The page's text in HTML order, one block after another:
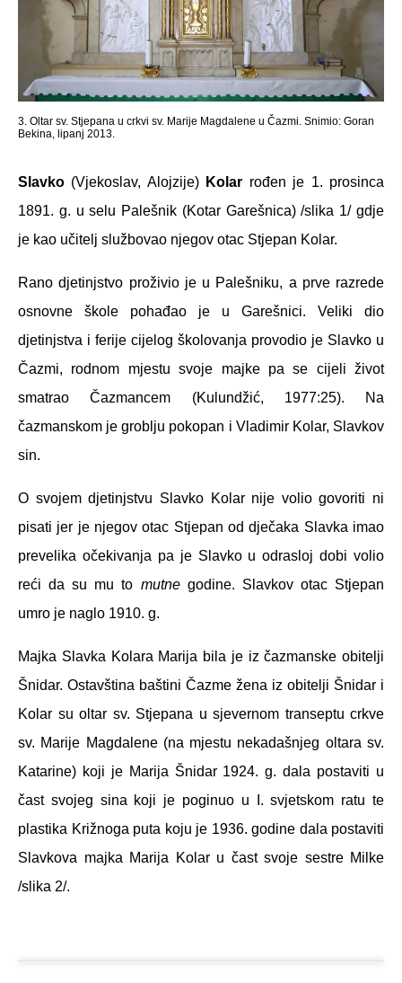
3. Oltar sv. Stjepana u crkvi sv. Marije Magdalene u Čazmi. Snimio: Goran
Bekina, lipanj 2013.
Slavko (Vjekoslav, Alojzije) Kolar rođen je 1. prosinca
1891. g. u selu Palešnik (Kotar Garešnica) /slika 1/ gdje
je kao učitelj službovao njegov otac Stjepan Kolar.
Rano djetinjstvo proživio je u Palešniku, a prve razrede
osnovne škole pohađao je u Garešnici. Veliki dio
djetinjstva i ferije cijelog školovanja provodio je Slavko u
Čazmi, rodnom mjestu svoje majke pa se cijeli život
smatrao Čazmancem (Kulundžić, 1977:25). Na
čazmanskom je groblju pokopan i Vladimir Kolar, Slavkov
sin.
O svojem djetinjstvu Slavko Kolar nije volio govoriti ni
pisati jer je njegov otac Stjepan od dječaka Slavka imao
prevelika očekivanja pa je Slavko u odrasloj dobi volio
reći da su mu to mutnegodine. Slavkov otac Stjepan
umro je naglo 1910. g.
Majka Slavka Kolara Marija bila je iz čazmanske obitelji
Šnidar. Ostavština baštini Čazme žena iz obitelji Šnidar i
Kolar su oltar sv. Stjepana u sjevernom transeptu crkve
sv. Marije Magdalene (na mjestu nekadašnjeg oltara sv.
Katarine) koji je Marija Šnidar 1924. g. dala postaviti u
čast svojeg sina koji je poginuo u I. svjetskom ratu te
plastika Križnoga puta koju je 1936. godine dala postaviti
Slavkova majka Marija Kolar u čast svoje sestre Milke
/slika 2/.